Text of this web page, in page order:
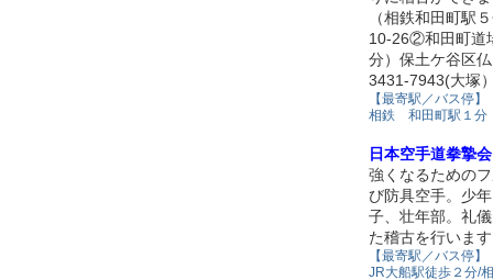
（相鉄和田町駅
10-26②和田町道
分）保土ケ谷区
3431-7943(大塚
【最寄駅／バス停】
相鉄 和田町駅１分
日本空手道拳摯
強くなるための
び防具空手。少
子、壮年部。礼
た稽古を行いま
【最寄駅／バス停】
JR大船駅徒歩２分/